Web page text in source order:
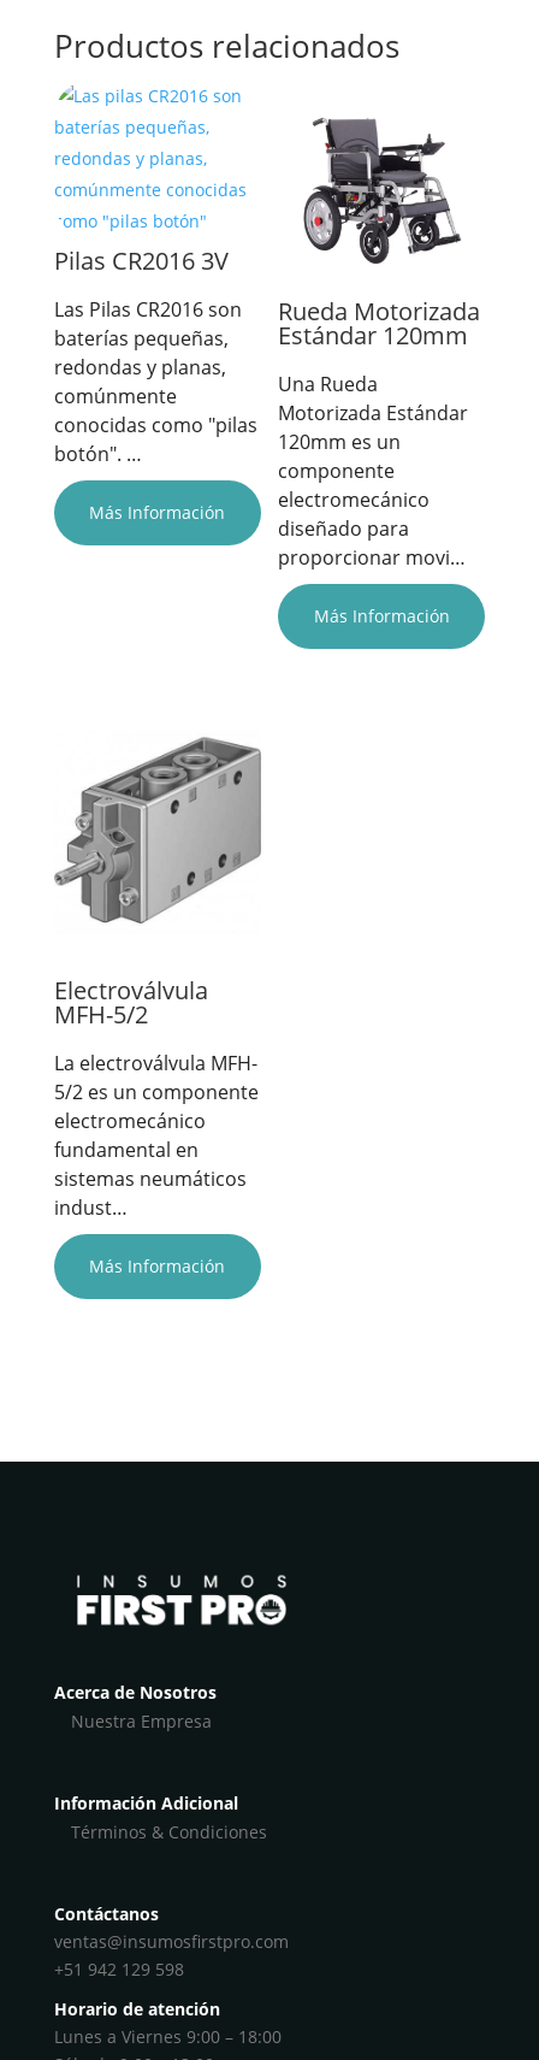
Productos relacionados
Pilas CR2016 3V
Las Pilas CR2016 son
baterías pequeñas,
redondas y planas,
comúnmente
conocidas como "pilas
botón". …
Más Información
Rueda Motorizada
Estándar 120mm
Una Rueda
Motorizada Estándar
120mm es un
componente
electromecánico
diseñado para
proporcionar movi…
Más Información
Electroválvula
MFH-5/2
La electroválvula MFH-
5/2 es un componente
electromecánico
fundamental en
sistemas neumáticos
indust…
Más Información
Acerca de Nosotros
Nuestra Empresa
Información Adicional
Términos & Condiciones
Contáctanos
ventas@insumosfirstpro.com
+51 942 129 598
Horario de atención
Lunes a Viernes 9:00 – 18:00